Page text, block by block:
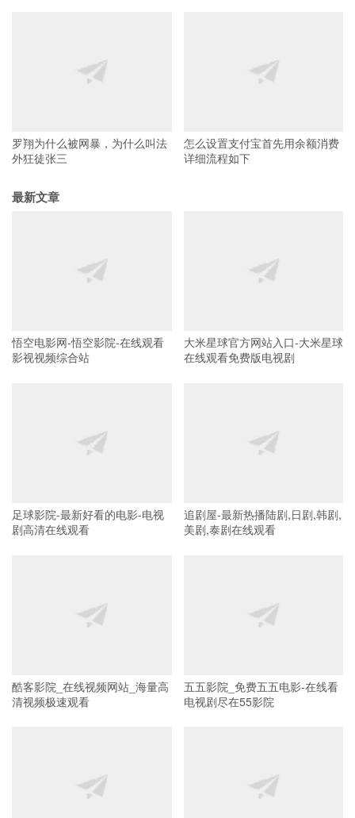
罗翔为什么被网暴，为什么叫法
外狂徒张三
怎么设置支付宝首先用余额消费
详细流程如下
最新文章
悟空电影网-悟空影院-在线观看
影视视频综合站
大米星球官方网站入口-大米星球
在线观看免费版电视剧
足球影院-最新好看的电影-电视
剧高清在线观看
追剧屋-最新热播陆剧,日剧,韩剧,
美剧,泰剧在线观看
酷客影院_在线视频网站_海量高
清视频极速观看
五五影院_免费五五电影-在线看
电视剧尽在55影院